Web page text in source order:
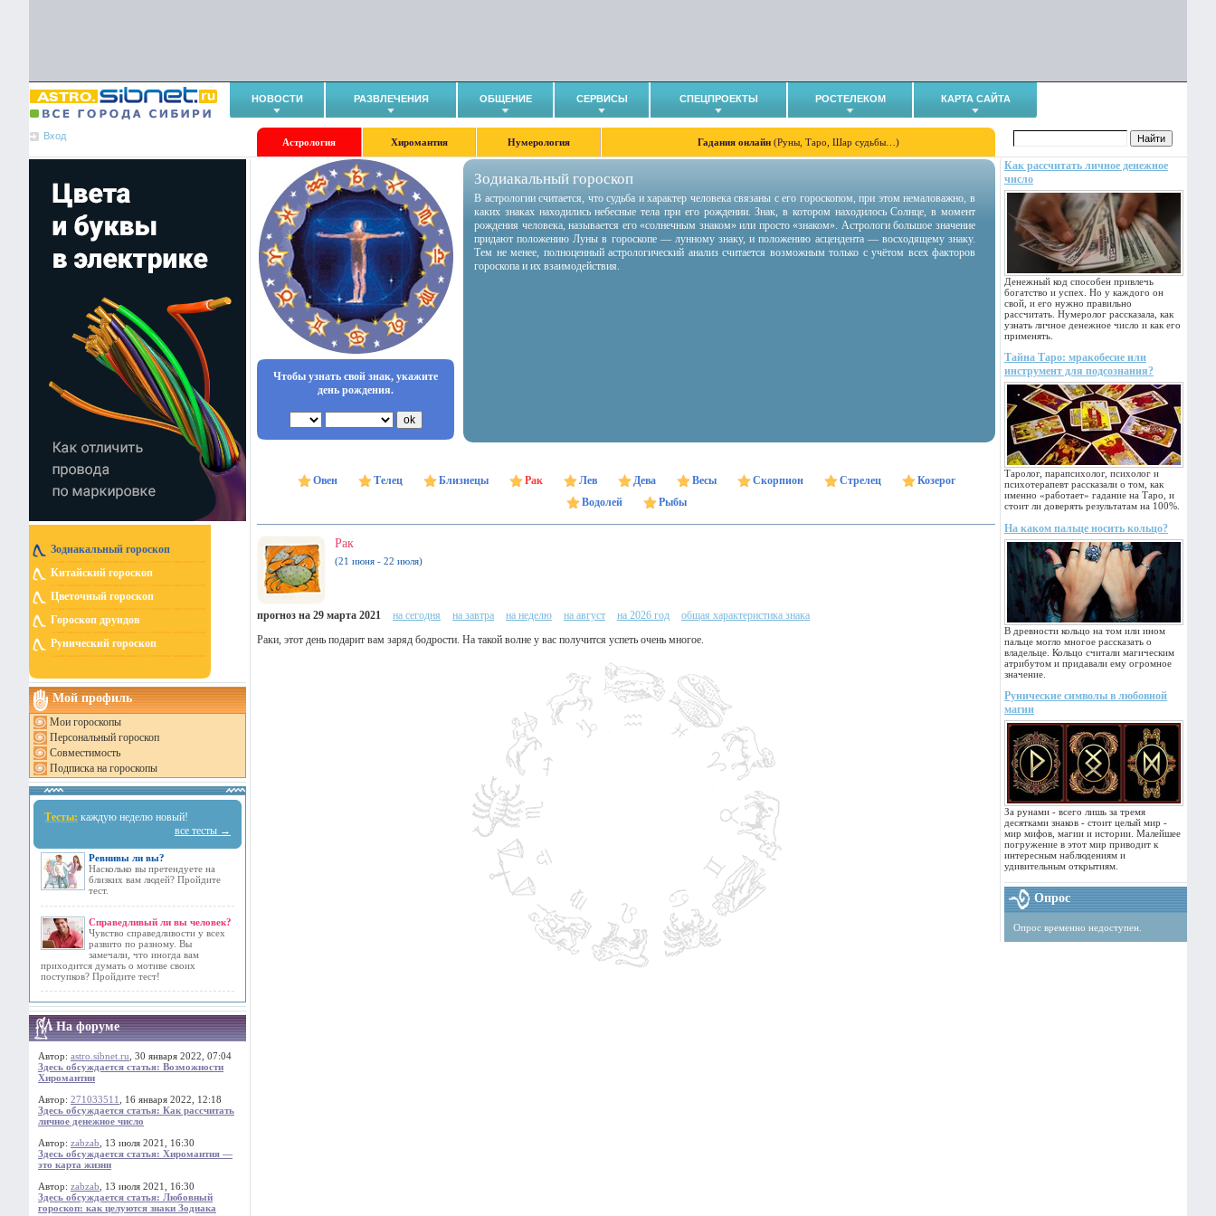
НОВОСТИ РАЗВЛЕЧЕНИЯ ОБЩЕНИЕ СЕРВИСЫ СПЕЦПРОЕКТЫ РОСТЕЛЕКОМ КАРТА САЙТА
Вход
Астрология Хиромантия Нумерология Гадания онлайн (Руны, Таро, Шар судьбы…)
Зодиакальный гороскоп
Китайский гороскоп
Цветочный гороскоп
Гороскоп друидов
Рунический гороскоп
Мой профиль
Мои гороскопы
Персональный гороскоп
Совместимость
Подписка на гороскопы
Тесты: каждую неделю новый!
все тесты →
Ревнивы ли вы?
Насколько вы претендуете на
близких вам людей? Пройдите
тест.
Справедливый ли вы человек?
Чувство справедливости у всех
развито по разному. Вы
замечали, что иногда вам
приходится думать о мотиве своих
поступков? Пройдите тест!
На форуме
Автор: astro.sibnet.ru , 30 января 2022, 07:04
Здесь обсуждается статья: Возможности
Хиромантии
Автор: 271033511
, 16 января 2022, 12:18
Здесь обсуждается статья: Как рассчитать
личное денежное число
Автор: zabzab , 13 июля 2021, 16:30
Здесь обсуждается статья: Хиромантия —
это карта жизни
Автор: zabzab , 13 июля 2021, 16:30
Здесь обсуждается статья: Любовный
гороскоп: как целуются знаки Зодиака
Как рассчитать личное денежное
число
Денежный код способен привлечь
богатство и успех. Но у каждого он
свой, и его нужно правильно
рассчитать. Нумеролог рассказала, как
узнать личное денежное число и как его
применять.
Тайна Таро: мракобесие или
инструмент для подсознания?
Таролог, парапсихолог, психолог и
психотерапевт рассказали о том, как
именно «работает» гадание на Таро, и
стоит ли доверять результатам на 100%.
На каком пальце носить кольцо?
В древности кольцо на том или ином
пальце могло многое рассказать о
владельце. Кольцо считали магическим
атрибутом и придавали ему огромное
значение.
Рунические символы в любовной
магии
За рунами - всего лишь за тремя
десятками знаков - стоит целый мир -
мир мифов, магии и истории. Малейшее
погружение в этот мир приводит к
интересным наблюдениям и
удивительным открытиям.
Опрос
Опрос временно недоступен.
Чтобы узнать свой знак, укажите
день рождения.
Зодиакальный гороскоп
В астрологии считается, что судьба и характер человека связаны с его гороскопом, при этом немаловажно, в
каких знаках находились небесные тела при его рождении. Знак, в котором находилось Солнце, в момент
рождения человека, называется его «солнечным знаком» или просто «знаком». Астрологи большое значение
придают положению Луны в гороскопе — лунному знаку, и положению асцендента — восходящему знаку.
Тем не менее, полноценный астрологический анализ считается возможным только с учётом всех факторов
гороскопа и их взаимодействия.
Овен Телец Близнецы Рак Лев Дева Весы Скорпион Стрелец
Козерог
Водолей
Рыбы
Рак
(21 июня - 22 июля)
прогноз на 29 марта 2021 на сегодня на завтра на неделю на август на 2026 год
общая характеристика знака
Раки, этот день подарит вам заряд бодрости. На такой волне у вас получится успеть очень многое.